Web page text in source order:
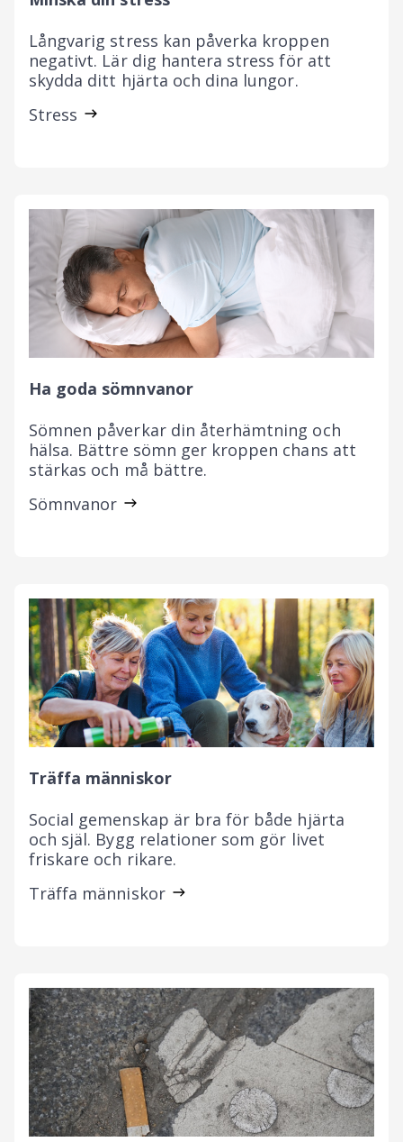
Långvarig stress kan påverka kroppen
negativt. Lär dig hantera stress för att
skydda ditt hjärta och dina lungor.
Stress
Ha goda sömnvanor
Sömnen påverkar din återhämtning och
hälsa. Bättre sömn ger kroppen chans att
stärkas och må bättre.
Sömnvanor
Träffa människor
Social gemenskap är bra för både hjärta
och själ. Bygg relationer som gör livet
friskare och rikare.
Träffa människor